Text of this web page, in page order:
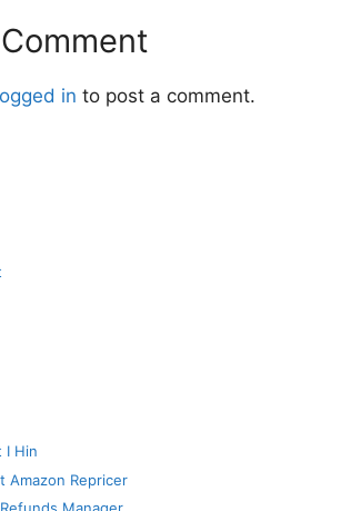
in to post a comment.
I Hin
Amazon Repricer